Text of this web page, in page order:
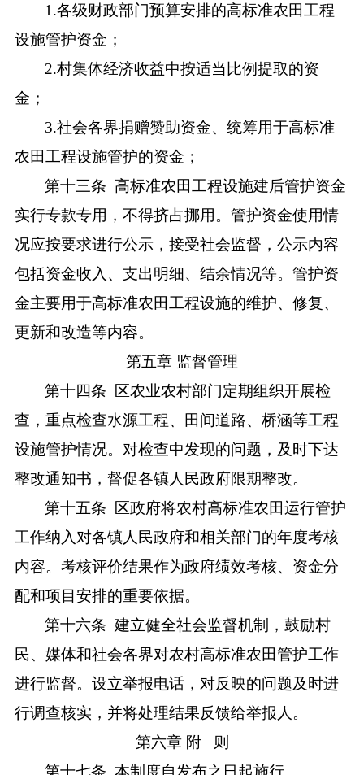
1.各级财政部门预算安排的高标准农田工程
设施管护资金；
2.村集体经济收益中按适当比例提取的资
金；
3.社会各界捐赠赞助资金、统筹用于高标准
农田工程设施管护的资金 ；
第十三条 高标准农田工程设施建后管护资金
实行专款专用，不得挤占挪用。 管护资金使用情
况应按要求进行公示，接受社会监督，公示内容
包括资金收入、支出明细、结余情况等。管护资
金主要用于高标准农田工程设施的维护、修复、
更新和改造等内容。
第五章 监督管理
第十四条
区农业农村部门定期组织开展检
查，重点检查水源工程、田间道路、桥涵等工程
设施管护情况。对检查中发现的问题，及时下达
整改通知书，督促各镇人民政府限期整改。
第十五条
区政府将农村高标准农田运行管护
工作纳入对各镇人民政府和相关部门的年度考核
内容。考核评价结果作为政府绩效考核、资金分
配和项目安排的重要依据。
第十六条 建立健全社会监督机制，鼓励村
民、媒体和社会各界对农村高标准农田管护工作
进行监督。设立举报电话，对反映的问题及时进
行调查核实，并将处理结果反馈给举报人。
第六章 附
则
第十七条 本制度自发布之日起施行。